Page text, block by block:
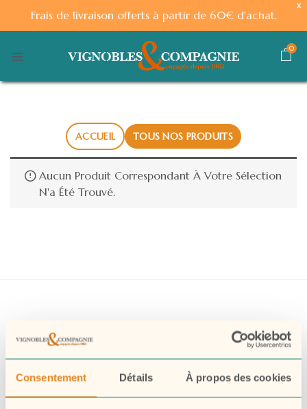
Consentement Détails À propos des cookies
X
Frais de livraison offerts à partir de 60€ d'achat.
0
ACCUEIL TOUS NOS PRODUITS
Aucun Produit Correspondant À Votre Sélection
N'a Été Trouvé.